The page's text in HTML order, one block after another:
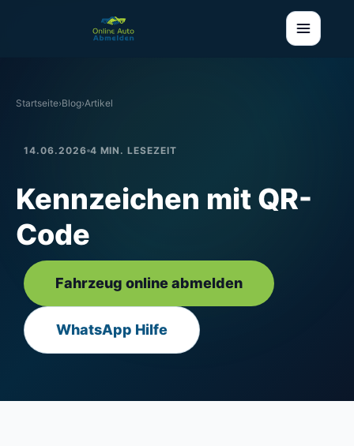
Startseite›Blog›Artikel
14.06.2026 4 MIN. LESEZEIT
Kennzeichen mit QR-
Code
Fahrzeug online abmelden
WhatsApp Hilfe